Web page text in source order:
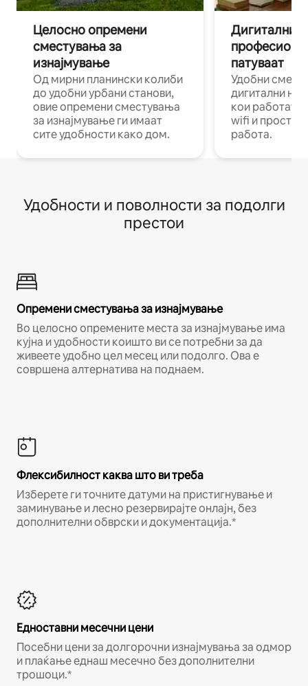
Целосно опремени
сместувања за
изнајмување
Од мирни планински колиби
до удобни урбани станови,
овие опремени сместувања
за изнајмување ги имаат
сите удобности како дом.
Дигитални
патуваат
Удобни
дигитални
кои работат
wifi и
работа.
Удобности и поволности за подолги
престои
Опремени сместувања за изнајмување
Во целосно опремените места за изнајмување има
кујна и удобности коишто ви се потребни за да
живеете удобно цел месец или подолго. Ова е
совршена алтернатива на поднаем.
Флексибилност каква што ви треба
Изберете ги точните датуми на пристигнување и
заминување и лесно резервирајте онлајн, без
дополнителни обврски и документација.*
Едноставни месечни цени
Посебни цени за долгорочни изнајмувања за одмор
и плаќање еднаш месечно без дополнителни
трошоци.*